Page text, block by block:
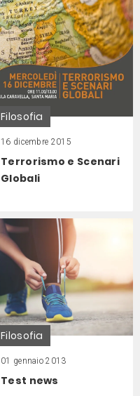
Filosofia
16 dicembre 2015
Terrorismo e Scenari
Globali
Filosofia
01 gennaio 2013
Test news